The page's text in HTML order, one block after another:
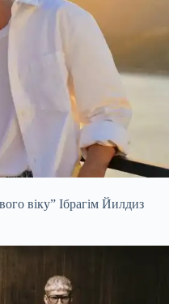
віку” Ібрагім Йилдиз